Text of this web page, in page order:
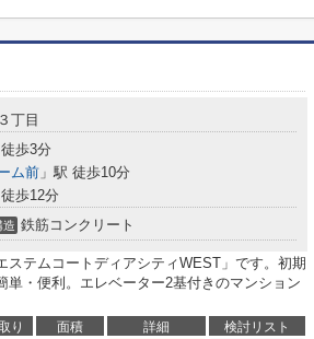
３丁目
徒歩3分
ム前 」駅 徒歩10分
徒歩12分
造 鉄筋コンクリート
ステムコートディアシティWEST」です。初期
単・便利。エレベーター2基付きのマンション
り 面積 詳細
検討リスト